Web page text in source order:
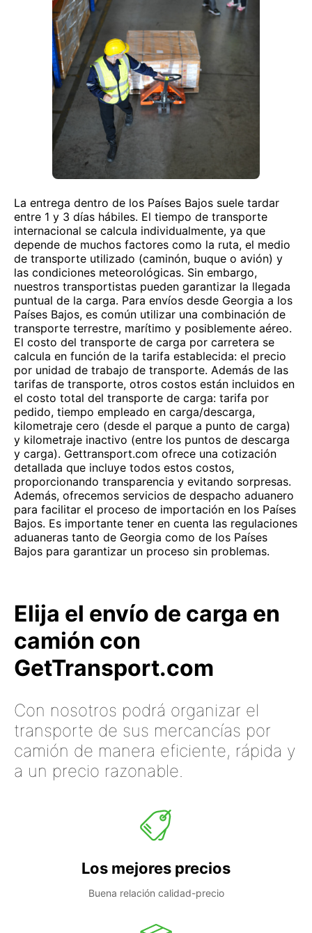
La entrega dentro de los Países Bajos suele tardar
entre 1 y 3 días hábiles. El tiempo de transporte
internacional se calcula individualmente, ya que
depende de muchos factores como la ruta, el medio
de transporte utilizado (caminón, buque o avión) y
las condiciones meteorológicas. Sin embargo,
nuestros transportistas pueden garantizar la llegada
puntual de la carga. Para envíos desde Georgia a los
Países Bajos, es común utilizar una combinación de
transporte terrestre, marítimo y posiblemente aéreo.
El costo del transporte de carga por carretera se
calcula en función de la tarifa establecida: el precio
por unidad de trabajo de transporte. Además de las
tarifas de transporte, otros costos están incluidos en
el costo total del transporte de carga: tarifa por
pedido, tiempo empleado en carga/descarga,
kilometraje cero (desde el parque a punto de carga)
y kilometraje inactivo (entre los puntos de descarga
y carga). Gettransport.com ofrece una cotización
detallada que incluye todos estos costos,
proporcionando transparencia y evitando sorpresas.
Además, ofrecemos servicios de despacho aduanero
para facilitar el proceso de importación en los Países
Bajos. Es importante tener en cuenta las regulaciones
aduaneras tanto de Georgia como de los Países
Bajos para garantizar un proceso sin problemas.
Elija el envío de carga en
camión con
GetTransport.com
Con nosotros podrá organizar el
transporte de sus mercancías por
camión de manera eficiente, rápida y
a un precio razonable.
Los mejores precios
Buena relación calidad-precio